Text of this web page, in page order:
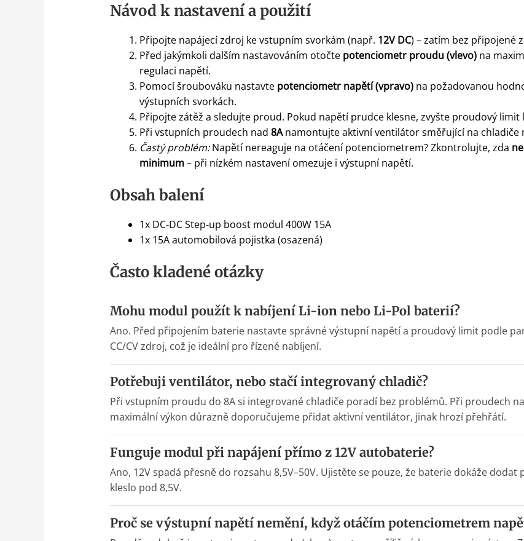
Návod k nastavení a použití
Připojte napájecí zdroj ke vstupním svorkám (např. 12V DC) – zatím bez připojené
Před jakýmkoli dalším nastavováním otočte potenciometr proudu (vlevo)na
regulaci napětí.
Pomocí šroubováku nastavte potenciometr napětí (vpravo)na požadovanou
výstupních svorkách.
Připojte zátěž a sledujte proud. Pokud napětí prudce klesne, zvyšte proudový
Při vstupních proudech nad 8Anamontujte aktivní ventilátor směřující na chladiče
Častý problém:Napětí nereaguje na otáčení potenciometrem? Zkontrolujte, zda
minimum– při nízkém nastavení omezuje i výstupní napětí.
Obsah balení
1x DC-DC Step-up boost modul 400W 15A
1x 15A automobilová pojistka (osazená)
Často kladené otázky
Mohu modul použít k nabíjení Li-ion nebo Li-Pol baterií?
Ano. Před připojením baterie nastavte správné výstupní napětí a proudový limit podle
CC/CV zdroj, což je ideální pro řízené nabíjení.
Potřebuji ventilátor, nebo stačí integrovaný chladič?
Při vstupním proudu do 8A si integrované chladiče poradí bez problémů. Při proudech
maximální výkon důrazně doporučujeme přidat aktivní ventilátor, jinak hrozí přehřátí.
Funguje modul při napájení přímo z 12V autobaterie?
Ano, 12V spadá přesně do rozsahu 8,5V–50V. Ujistěte se pouze, že baterie dokáže
kleslo pod 8,5V.
Proč se výstupní napětí nemění, když otáčím potenciometrem